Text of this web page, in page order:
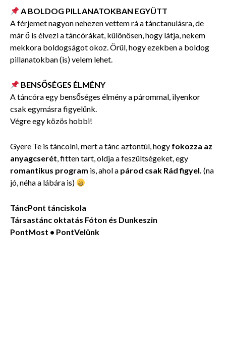
A BOLDOG PILLANATOKBAN EGYÜTT
A férjemet nagyon nehezen vettem rá a tánctanulásra, de
már ő is élvezi a táncórákat, különösen, hogy látja, nekem
mekkora boldogságot okoz. Örül, hogy ezekben a boldog
pillanatokban (is) velem lehet.
BENSŐSÉGES ÉLMÉNY
A táncóra egy bensőséges élmény a párommal, ilyenkor
csak egymásra figyelünk.
Végre egy közös hobbi!
Gyere Te is táncolni, mert a tánc aztontúl, hogy fokozza az
anyagcserét, fitten tart, oldja a feszültségeket, egy
romantikus program is, ahol a párod csak Rád figyel. (na
jó, néha a lábára is)
TáncPont tánciskola
Társastánc oktatás Fóton és Dunkeszin
PontMost • PontVelünk